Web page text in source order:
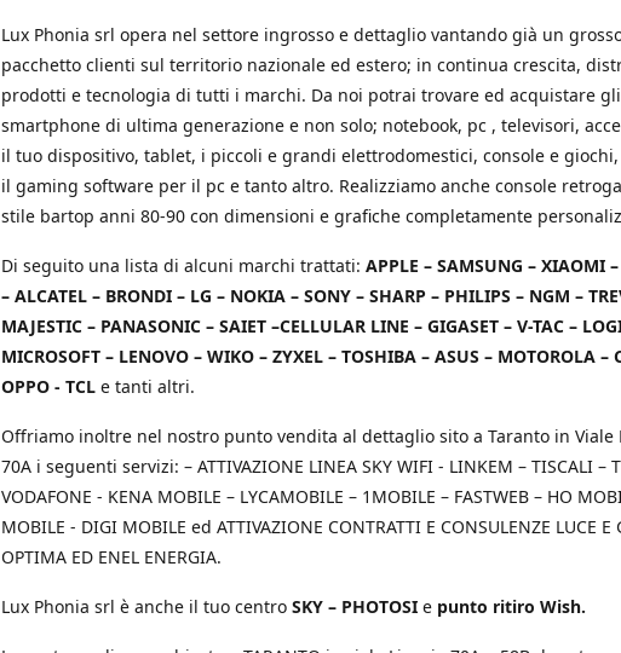
Lux Phonia srl opera nel settore ingrosso e dettaglio vantando già un
pacchetto clienti sul territorio nazionale ed estero; in continua crescita,
prodotti e tecnologia di tutti i marchi. Da noi potrai trovare ed acquistare gli
smartphone di ultima generazione e non solo; notebook, pc , televisori,
il tuo dispositivo, tablet, i piccoli e grandi elettrodomestici, console e
il gaming software per il pc e tanto altro. Realizziamo anche console
stile bartop anni 80-90 con dimensioni e grafiche completamente
Di seguito una lista di alcuni marchi trattati: APPLE – SAMSUNG – XIAOMI
– ALCATEL – BRONDI – LG – NOKIA – SONY – SHARP – PHILIPS – NGM –
MAJESTIC – PANASONIC – SAIET –CELLULAR LINE – GIGASET – V-TAC –
MICROSOFT – LENOVO – WIKO – ZYXEL – TOSHIBA – ASUS – MOTOROLA –
OPPO - TCL e tanti altri.
Offriamo inoltre nel nostro punto vendita al dettaglio sito a Taranto in Viale
70A i seguenti servizi: – ATTIVAZIONE LINEA SKY WIFI - LINKEM – TISCALI –
VODAFONE - KENA MOBILE – LYCAMOBILE – 1MOBILE – FASTWEB – HO
MOBILE - DIGI MOBILE ed ATTIVAZIONE CONTRATTI E CONSULENZE LUCE E
OPTIMA ED ENEL ENERGIA.
Lux Phonia srl è anche il tuo centro SKY – PHOTOSI e punto ritiro Wish.